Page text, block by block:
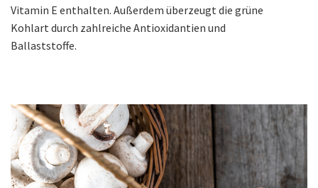
Vitamin E enthalten. Außerdem überzeugt die grüne
Kohlart durch zahlreiche Antioxidantien und
Ballaststoffe.